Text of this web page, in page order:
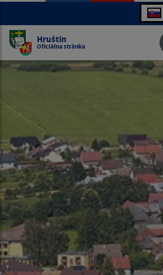
Hruštín
Oficiálna stránka